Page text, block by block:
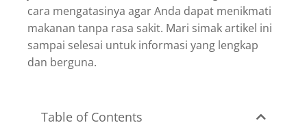
cara mengatasinya agar Anda dapat menikmati
makanan tanpa rasa sakit. Mari simak artikel ini
sampai selesai untuk informasi yang lengkap
dan berguna.
Table of Contents